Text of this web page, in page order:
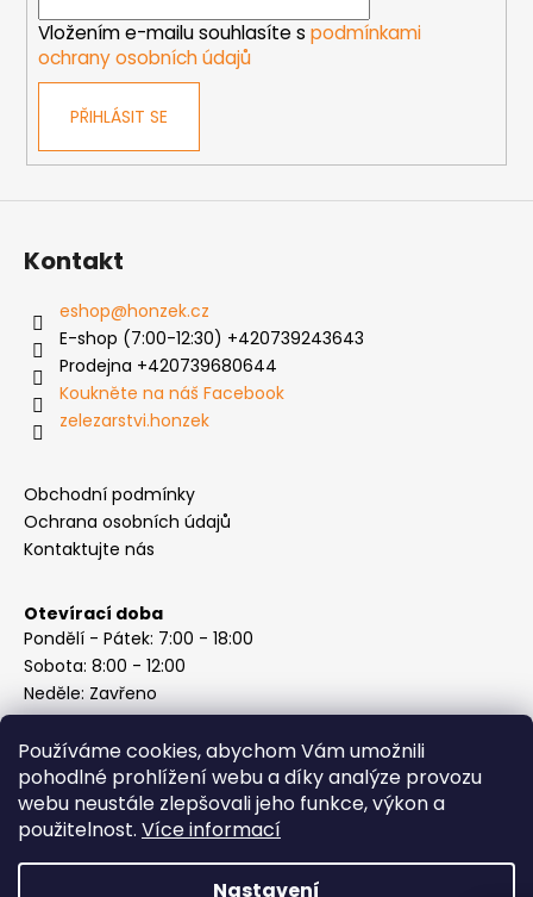
Používáme cookies, abychom Vám umožnili
pohodlné prohlížení webu a díky analýze provozu
webu neustále zlepšovali jeho funkce, výkon a
použitelnost. Více informací
Nastavení
Vložením e-mailu souhlasíte s podmínkami
ochrany osobních údajů
PŘIHLÁSIT SE
Kontakt
eshop@honzek.cz
E-shop (7:00-12:30) +420739243643
Prodejna +420739680644
Koukněte na náš Facebook
zelezarstvi.honzek
Obchodní podmínky
Ochrana osobních údajů
Kontaktujte nás
Otevírací doba
Pondělí - Pátek: 7:00 - 18:00
Sobota: 8:00 - 12:00
Neděle: Zavřeno
Instagram